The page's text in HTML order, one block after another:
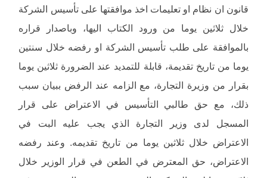
قانون ان نظام او تعليمات اخذ موافقتها على تأسيس الشركة
خلال ثلاثين يوما من ورود الكتاب اليها، وباصدار قراره
بالموافقة على طلب تأسيس الشركة او رفضه خلال سنتين
يوما من تاريخ تقديمة، قابلة للتمديد عند الضرورة ثلاثين يوما
بقرار من وزيرة التجارة، مع الزامه عند الرفض ببيان سبب
ذلك، مع حق طالبي التأسيس في الاعتراض على قرار
المسجل لدى وزير التجارة الذي يجب عليه البت في
الاعتراض خلال ثلاثين يوما من تاريخ تقديمه. وعند رفضه
الاعتراض، حق المعترض في الطعن في قرار الوزير خلال